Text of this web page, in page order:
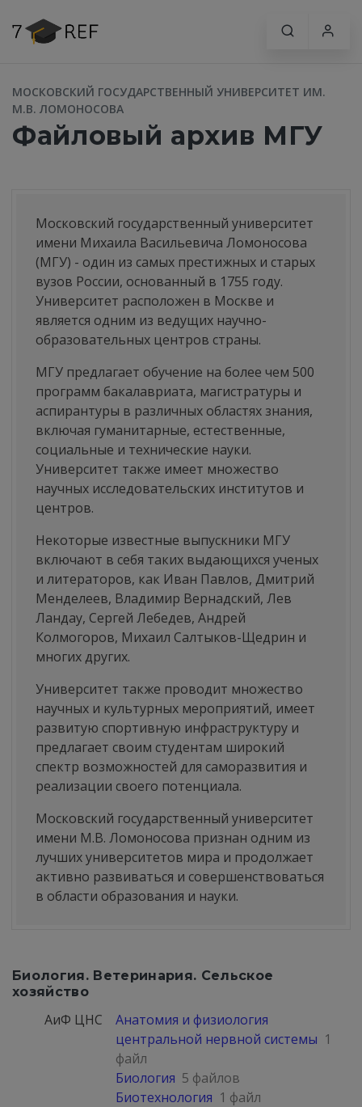
МОСКОВСКИЙ ГОСУДАРСТВЕННЫЙ УНИВЕРСИТЕТ ИМ.
М.В. ЛОМОНОСОВА
Файловый архив МГУ
Московский государственный университет
имени Михаила Васильевича Ломоносова
(МГУ) - один из самых престижных и старых
вузов России, основанный в 1755 году.
Университет расположен в Москве и
является одним из ведущих научно-
образовательных центров страны.
МГУ предлагает обучение на более чем 500
программ бакалавриата, магистратуры и
аспирантуры в различных областях знания,
включая гуманитарные, естественные,
социальные и технические науки.
Университет также имеет множество
научных исследовательских институтов и
центров.
Некоторые известные выпускники МГУ
включают в себя таких выдающихся ученых
и литераторов, как Иван Павлов, Дмитрий
Менделеев, Владимир Вернадский, Лев
Ландау, Сергей Лебедев, Андрей
Колмогоров, Михаил Салтыков-Щедрин и
многих других.
Университет также проводит множество
научных и культурных мероприятий, имеет
развитую спортивную инфраструктуру и
предлагает своим студентам широкий
спектр возможностей для саморазвития и
реализации своего потенциала.
Московский государственный университет
имени М.В. Ломоносова признан одним из
лучших университетов мира и продолжает
активно развиваться и совершенствоваться
в области образования и науки.
Биология. Ветеринария. Сельское
хозяйство
АиФ ЦНС
Анатомия и физиология
центральной нервной системы 1
файл
Биология 5 файлов
Биотехнология 1 файл